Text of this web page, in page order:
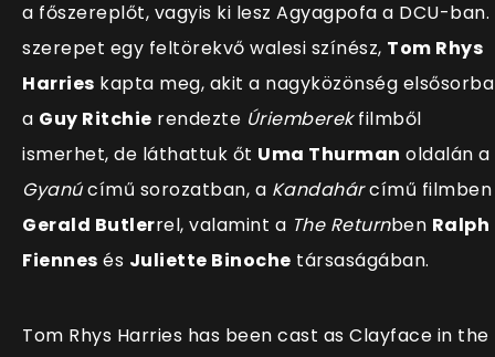
a főszereplőt, vagyis ki lesz Agyagpofa a DCU-ban.
szerepet egy feltörekvő walesi színész, Tom Rhys
Harries kapta meg, akit a nagyközönség
a Guy Ritchie rendezte Úriemberekfilmből
ismerhet, de láthattuk őt Uma Thurman oldalán a
Gyanúcímű sorozatban, a Kandahárcímű filmben
Gerald Butlerrel, valamint a The Returnben Ralph
Fiennes és Juliette Binoche társaságában.
Tom Rhys Harries has been cast as Clayface in the